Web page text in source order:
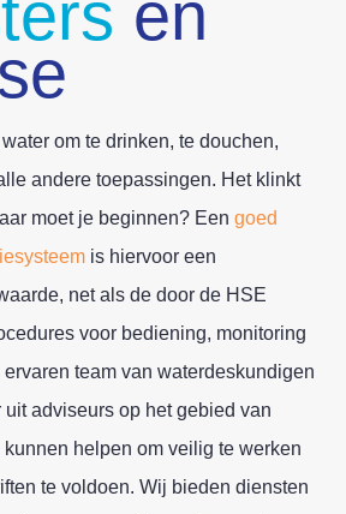
en
om te drinken, te douchen,
andere toepassingen. Het klinkt
moet je beginnen? Een goed
is hiervoor een
net als de door de HSE
voor bediening, monitoring
team van waterdeskundigen
uit adviseurs op het gebied van
helpen om veilig te werken
te voldoen. Wij bieden diensten